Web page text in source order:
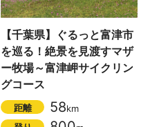
【千葉県】ぐるっと富津市
を巡る！絶景を見渡すマザ
ー牧場～富津岬サイクリン
グコース
距離 58km